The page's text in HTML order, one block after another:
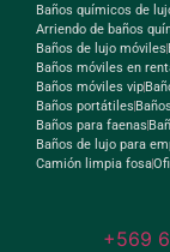
Baños químicos de
Arriendo de baños
Baños de lujo móviles
Baños móviles en
Baños móviles vip
Baños portátiles
Baños para faenas
Baños de lujo para
Camión limpia fosa
+569